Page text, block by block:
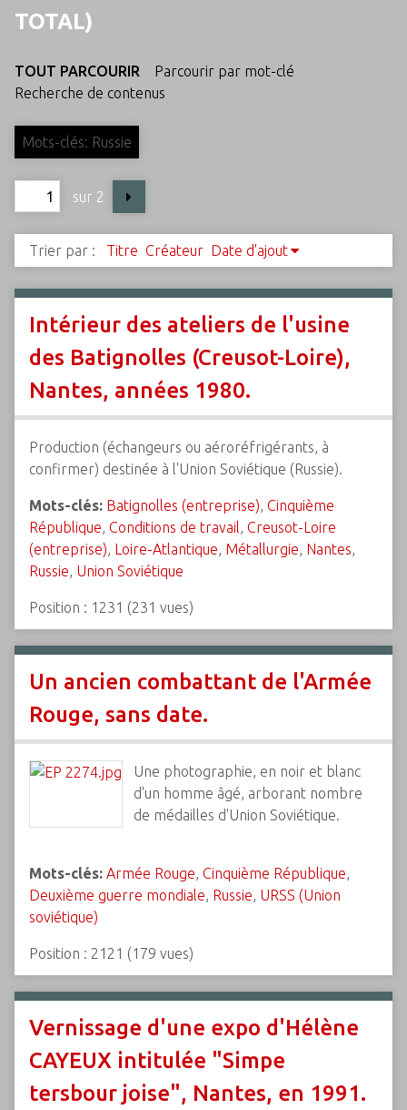
TOTAL)
TOUT PARCOURIR
Parcourir par mot-clé
Recherche de contenus
Mots-clés: Russie
sur 2
Trier par : Titre Créateur Date d'ajout
Intérieur des ateliers de l'usine
des Batignolles (Creusot-Loire),
Nantes, années 1980.
Production (échangeurs ou aéroréfrigérants, à
confirmer) destinée à l'Union Soviétique (Russie).
Mots-clés: Batignolles (entreprise), Cinquième
République, Conditions de travail, Creusot-Loire
(entreprise), Loire-Atlantique, Métallurgie, Nantes,
Russie, Union Soviétique
Position : 1231 (231 vues)
Un ancien combattant de l'Armée
Rouge, sans date.
Une photographie, en noir et blanc
d'un homme âgé, arborant nombre
de médailles d'Union Soviétique.
Mots-clés: Armée Rouge, Cinquième République,
Deuxième guerre mondiale, Russie, URSS (Union
soviétique)
Position : 2121 (179 vues)
Vernissage d'une expo d'Hélène
CAYEUX intitulée "Simpe
tersbour joise", Nantes, en 1991.